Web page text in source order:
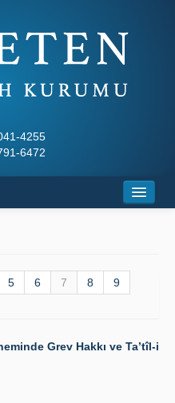
4255
6472
5 6 7 8
9
Grev Hakkı ve Ta’tîl-i